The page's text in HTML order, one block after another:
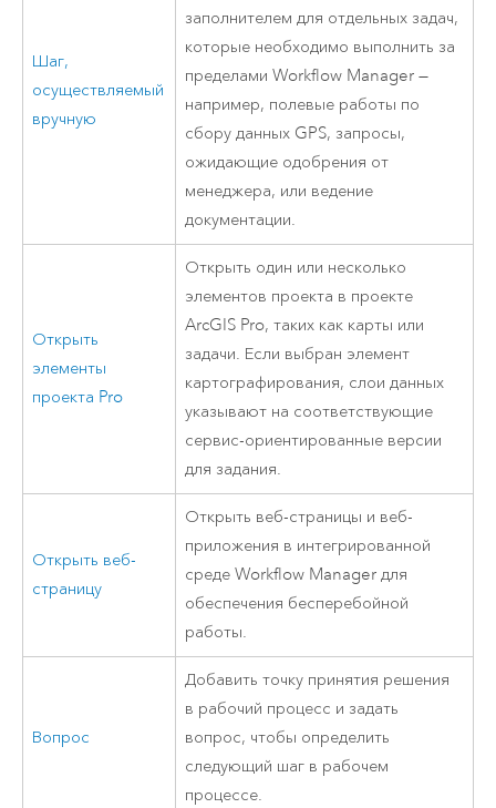
Шаг,
осуществляемый
вручную
заполнителем для отдельных задач,
которые необходимо выполнить за
пределамиWorkflow Manager —
например, полевые работы по
сбору данных GPS, запросы,
ожидающие одобрения от
менеджера, или ведение
документации.
Открыть
элементы
проекта Pro
Открыть один или несколько
элементов проекта в проекте
ArcGIS Pro, таких как карты или
задачи. Если выбран элемент
картографирования, слои данных
указывают на соответствующие
сервис-ориентированные версии
для задания.
Открыть веб-
страницу
Открыть веб-страницы и веб-
приложения в интегрированной
средеWorkflow Manager для
обеспечения бесперебойной
работы.
Вопрос
Добавить точку принятия решения
в рабочий процесс и задать
вопрос, чтобы определить
следующий шаг в рабочем
процессе.